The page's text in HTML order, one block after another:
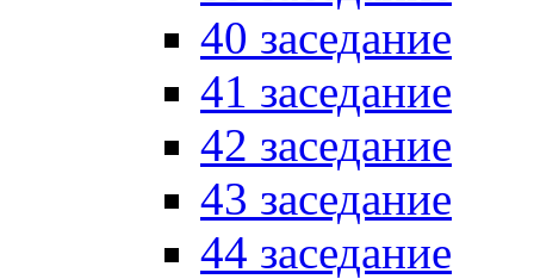
40 заседание
41 заседание
42 заседание
43 заседание
44 заседание